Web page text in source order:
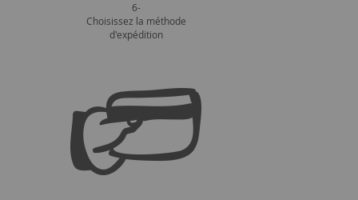
6-
Choisissez la méthode
d'expédition